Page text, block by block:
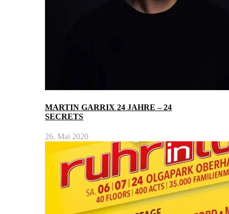
MARTIN GARRIX 24 JAHRE – 24
SECRETS
26. Mai 2020